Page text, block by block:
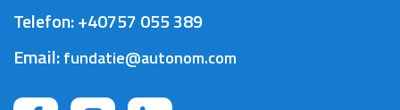
Telefon:+40757 055 389
Email:fundatie@autonom.com